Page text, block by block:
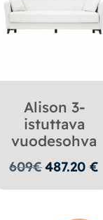
Alison 3-
istuttava
vuodesohva
609€487.20€